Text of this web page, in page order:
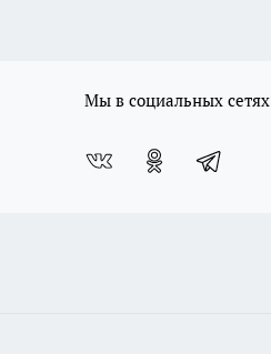
Мы в социальных сетях